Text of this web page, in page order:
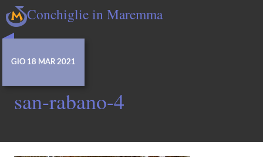
Conchiglie in Maremma
GIO 18 MAR 2021
san-rabano-4